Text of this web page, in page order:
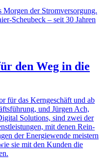
der Strom­ver­sor­gung.
Scheu­­beck – seit 30 Jahren
den Weg in die
für das Kern­ge­schäft und ab
und Jürgen Ach,
Solu­tions, sind zwei der
mit denen Rein­
der Ener­gie­wende meis­tern
sie mit den Kunden die